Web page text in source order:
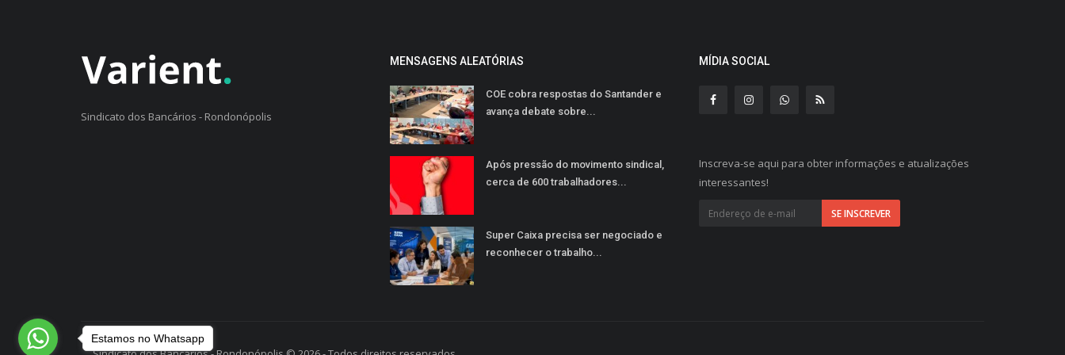
Sindicato dos Bancários - Rondonópolis
MENSAGENS ALEATÓRIAS
COE cobra respostas do Santander e
avança debate sobre...
Após pressão do movimento sindical,
cerca de 600 trabalhadores...
Super Caixa precisa ser negociado e
reconhecer o trabalho...
MÍDIA SOCIAL
Inscreva-se aqui para obter informações e atualizações
interessantes!
Estamos no Whatsapp